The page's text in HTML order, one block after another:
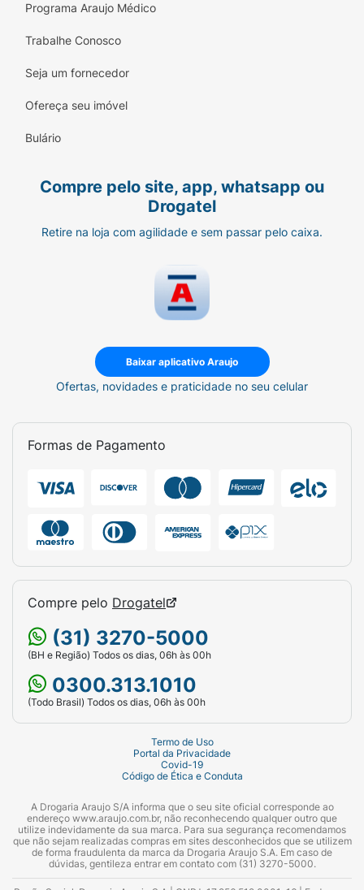
Programa Araujo Médico
Trabalhe Conosco
Seja um fornecedor
Ofereça seu imóvel
Bulário
Compre pelo site, app, whatsapp ou
Drogatel
Retire na loja com agilidade e sem passar pelo caixa.
Baixar aplicativo Araujo
Ofertas, novidades e praticidade no seu celular
Formas de Pagamento
Compre pelo Drogatel
(31) 3270-5000
(BH e Região) Todos os dias, 06h às 00h
0300.313.1010
(Todo Brasil) Todos os dias, 06h às 00h
Termo de Uso
Portal da Privacidade
Covid-19
Código de Ética e Conduta
A Drogaria Araujo S/A informa que o seu site oficial corresponde ao
endereço www.araujo.com.br, não reconhecendo qualquer outro que
utilize indevidamente da sua marca. Para sua segurança recomendamos
que não sejam realizadas compras em sites desconhecidos que se utilizem
de forma fraudulenta da marca da Drogaria Araujo S.A. Em caso de
dúvidas, gentileza entrar em contato com (31) 3270-5000.